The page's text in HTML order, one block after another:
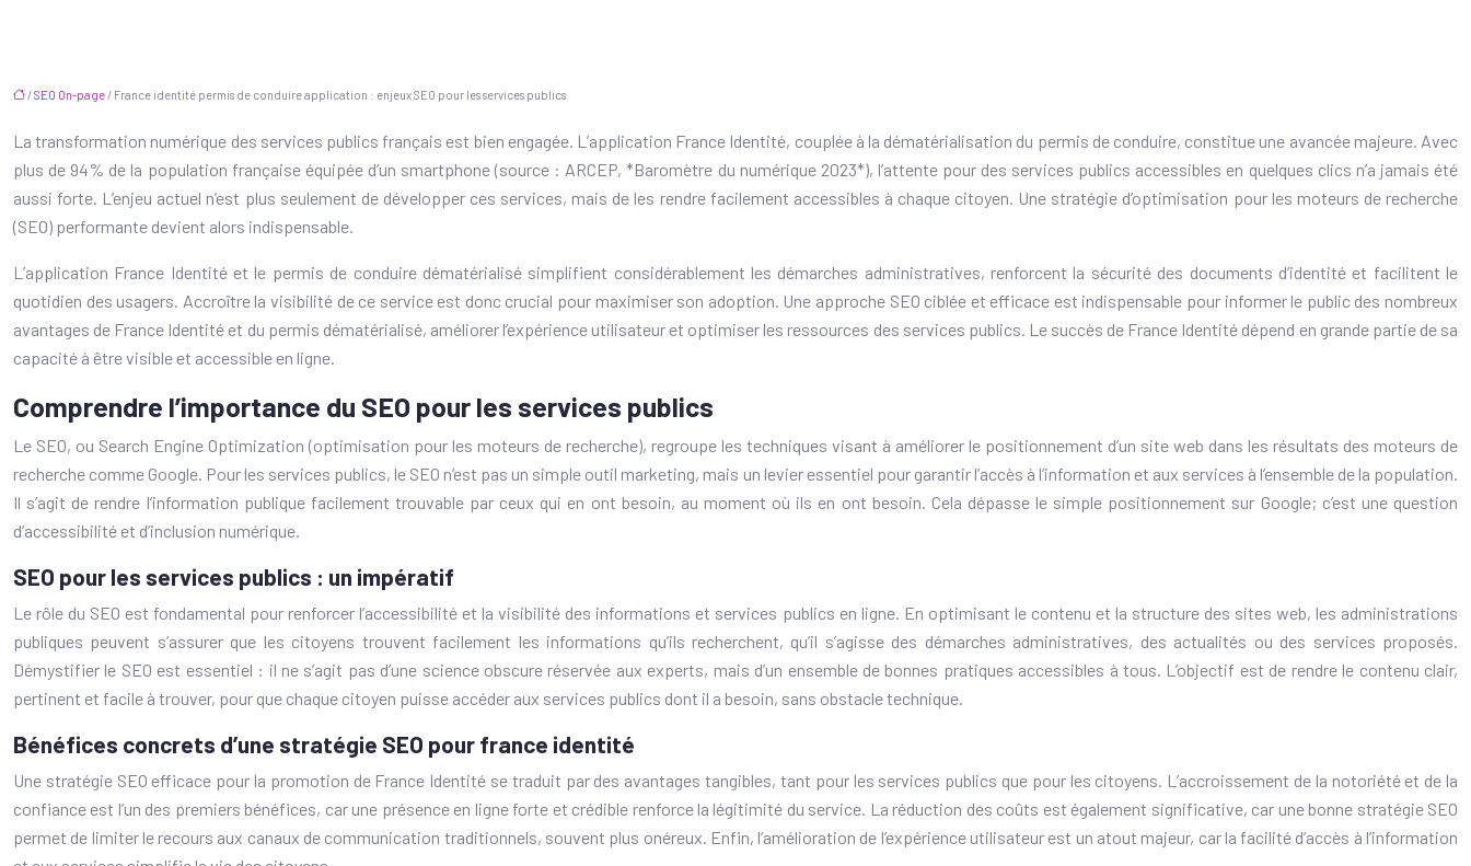
/SEO On-page/ France identité permis de conduire application : enjeux SEO pour les services publics
La transformation numérique des services publics français est bien engagée. L’application France Identité, couplée à la dématérialisation du permis de conduire, constitue une avancée majeure. Avec
plus de 94% de la population française équipée d’un smartphone (source : ARCEP, *Baromètre du numérique 2023*), l’attente pour des services publics accessibles en quelques clics n’a jamais été
aussi forte. L’enjeu actuel n’est plus seulement de développer ces services, mais de les rendre facilement accessibles à chaque citoyen. Une stratégie d’optimisation pour les moteurs de recherche
(SEO) performante devient alors indispensable.
L’application France Identité et le permis de conduire dématérialisé simplifient considérablement les démarches administratives, renforcent la sécurité des documents d’identité et facilitent le
quotidien des usagers. Accroître la visibilité de ce service est donc crucial pour maximiser son adoption. Une approche SEO ciblée et efficace est indispensable pour informer le public des nombreux
avantages de France Identité et du permis dématérialisé, améliorer l’expérience utilisateur et optimiser les ressources des services publics. Le succès de France Identité dépend en grande partie de sa
capacité à être visible et accessible en ligne.
Comprendre l’importance du SEO pour les services publics
Le SEO, ou Search Engine Optimization (optimisation pour les moteurs de recherche), regroupe les techniques visant à améliorer le positionnement d’un site web dans les résultats des moteurs de
recherche comme Google. Pour les services publics, le SEO n’est pas un simple outil marketing, mais un levier essentiel pour garantir l’accès à l’information et aux services à l’ensemble de la population.
Il s’agit de rendre l’information publique facilement trouvable par ceux qui en ont besoin, au moment où ils en ont besoin. Cela dépasse le simple positionnement sur Google; c’est une question
d’accessibilité et d’inclusion numérique.
SEO pour les services publics : un impératif
Le rôle du SEO est fondamental pour renforcer l’accessibilité et la visibilité des informations et services publics en ligne. En optimisant le contenu et la structure des sites web, les administrations
publiques peuvent s’assurer que les citoyens trouvent facilement les informations qu’ils recherchent, qu’il s’agisse des démarches administratives, des actualités ou des services proposés.
Démystifier le SEO est essentiel : il ne s’agit pas d’une science obscure réservée aux experts, mais d’un ensemble de bonnes pratiques accessibles à tous. L’objectif est de rendre le contenu clair,
pertinent et facile à trouver, pour que chaque citoyen puisse accéder aux services publics dont il a besoin, sans obstacle technique.
Bénéfices concrets d’une stratégie SEO pour france identité
Une stratégie SEO efficace pour la promotion de France Identité se traduit par des avantages tangibles, tant pour les services publics que pour les citoyens. L’accroissement de la notoriété et de la
confiance est l’un des premiers bénéfices, car une présence en ligne forte et crédible renforce la légitimité du service. La réduction des coûts est également significative, car une bonne stratégie SEO
permet de limiter le recours aux canaux de communication traditionnels, souvent plus onéreux. Enfin, l’amélioration de l’expérience utilisateur est un atout majeur, car la facilité d’accès à l’information